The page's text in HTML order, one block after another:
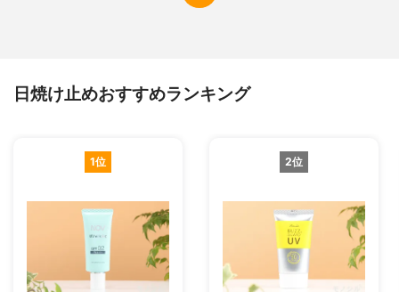
日焼け止めおすすめランキング
1位 2位